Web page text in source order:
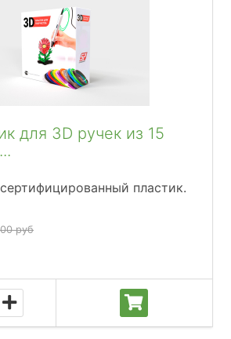
для 3D ручек из 15
пластик.
руб